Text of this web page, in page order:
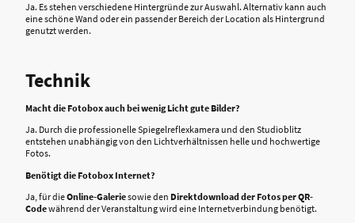
Ja. Es stehen verschiedene Hintergründe zur Auswahl. Alternativ kann auch
eine schöne Wand oder ein passender Bereich der Location als Hintergrund
genutzt werden.
Technik
Macht die Fotobox auch bei wenig Licht gute Bilder?
Ja. Durch die professionelle Spiegelreflexkamera und den Studioblitz
entstehen unabhängig von den Lichtverhältnissen helle und hochwertige
Fotos.
Benötigt die Fotobox Internet?
Ja, für dieOnline-Galeriesowie den Direktdownload der Fotos per QR-
Codewährend der Veranstaltung wird eine Internetverbindung benötigt.